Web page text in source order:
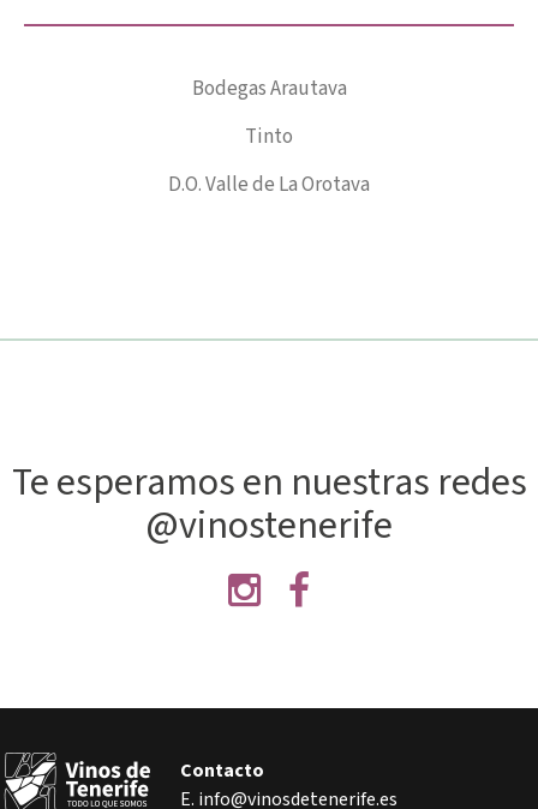
Bodegas Arautava
Tinto
D.O. Valle de La Orotava
Te esperamos en nuestras redes
@vinostenerife
Contacto
E. info@vinosdetenerife.es